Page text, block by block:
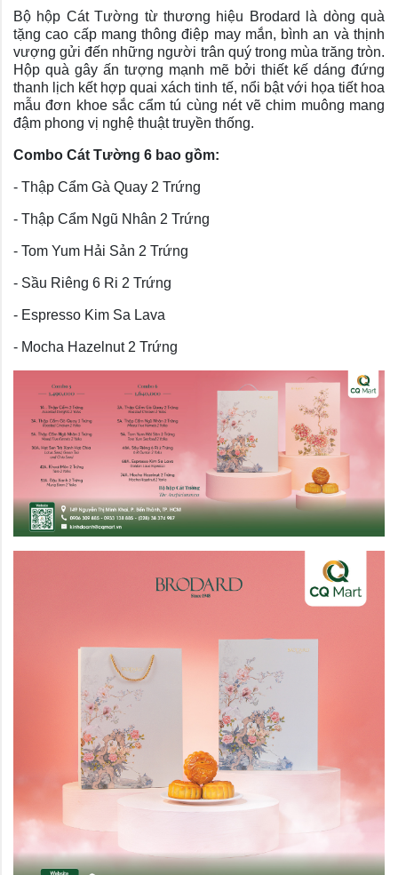
Bộ hộp Cát Tường từ thương hiệu Brodard là dòng quà
tặng cao cấp mang thông điệp may mắn, bình an và thịnh
vượng gửi đến những người trân quý trong mùa trăng tròn.
Hộp quà gây ấn tượng mạnh mẽ bởi thiết kế dáng đứng
thanh lịch kết hợp quai xách tinh tế, nổi bật với họa tiết hoa
mẫu đơn khoe sắc cẩm tú cùng nét vẽ chim muông mang
đậm phong vị nghệ thuật truyền thống.
Combo Cát Tường 6 bao gồm:
- Thập Cẩm Gà Quay 2 Trứng
- Thập Cẩm Ngũ Nhân 2 Trứng
- Tom Yum Hải Sản 2 Trứng
- Sầu Riêng 6 Ri 2 Trứng
- Espresso Kim Sa Lava
- Mocha Hazelnut 2 Trứng